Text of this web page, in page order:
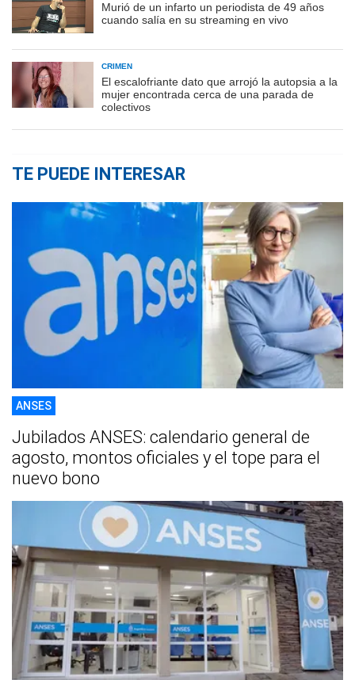
Murió de un infarto un periodista de 49 años
cuando salía en su streaming en vivo
CRIMEN
El escalofriante dato que arrojó la autopsia a la
mujer encontrada cerca de una parada de
colectivos
TE PUEDE INTERESAR
ANSES
Jubilados ANSES: calendario general de
agosto, montos oficiales y el tope para el
nuevo bono